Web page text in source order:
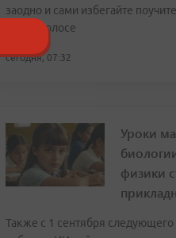
заодно и сами избегайте
своем голосе
сегодня, 07:32
Уроки
физики
Также с 1 сентября следующего